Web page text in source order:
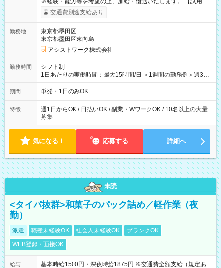
※経験・能力等を考慮の上、加給・優遇いたします。 【試用期
間】試用期間なし
交通費別途支給あり
勤務地
東京都墨田区
東京都墨田区東向島
アシストワーク株式会社
勤務時間
シフト制
1日あたりの実働時間：最大15時間/日 ＜1週間の勤務例＞週3回
勤務 勤務：月・水・金 休み：火・木・土・日 好きな時にお仕事
可能です！ ※1日あたりの最大実働時間は日勤、夜勤共に勤務し
期間 単発・1日のみOK
特徴
週1日からOK / 日払いOK / 副業・WワークOK / 10名以上の大量
募集
気になる！ 応募する 詳細へ
未読
<タイパ抜群>和菓子のパック詰め／軽作業（夜
勤）
派遣 職種未経験OK 社会人未経験OK
ブランクOK
WEB登録・面接OK
給与
基本時給1500円・深夜時給1875円 ※交通費全額支給（規定あ